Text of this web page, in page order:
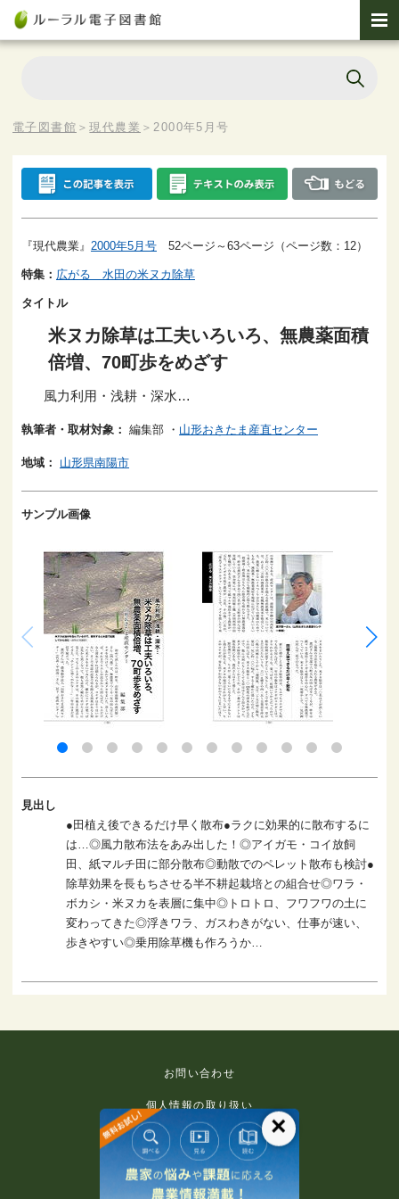
電子図書館 ＞現代農業 ＞2000年5月号
『現代農業』 2000年5月号 52ページ～63ページ（ページ数：12）
特集： 広がる 水田の米ヌカ除草
タイトル
米ヌカ除草は工夫いろいろ、無農薬面積
倍増、70町歩をめざす
風力利用・浅耕・深水…
執筆者・取材対象： 編集部 ・ 山形おきたま産直センター
地域： 山形県南陽市
サンプル画像
見出し
●田植え後できるだけ早く散布●ラクに効果的に散布するに
は…◎風力散布法をあみ出した！◎アイガモ・コイ放飼
田、紙マルチ田に部分散布◎動散でのペレット散布も検討●
除草効果を長もちさせる半不耕起栽培との組合せ◎ワラ・
ボカシ・米ヌカを表層に集中◎トロトロ、フワフワの土に
変わってきた◎浮きワラ、ガスわきがない、仕事が速い、
歩きやすい◎乗用除草機も作ろうか…
お問い合わせ
個人情報の取り扱い
免責事項
利用規約
×